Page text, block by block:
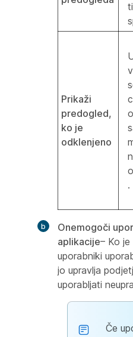
ti
Prikaži
predogled,
ko je
odklenjeno
.
Onemogoči
aplikacije– Ko
uporabniki
jo upravlja
uporabljati
Če